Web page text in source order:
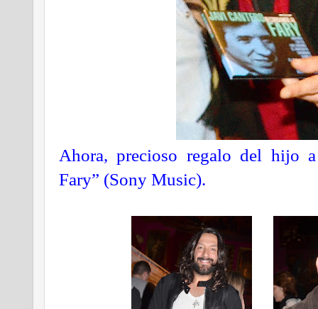
Ahora, precioso regalo del hijo
Fary” (Sony Music).